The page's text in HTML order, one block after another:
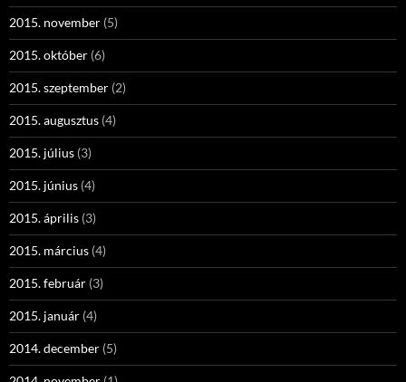
2015. november (5)
2015. október (6)
2015. szeptember (2)
2015. augusztus (4)
2015. július (3)
2015. június (4)
2015. április (3)
2015. március (4)
2015. február (3)
2015. január (4)
2014. december (5)